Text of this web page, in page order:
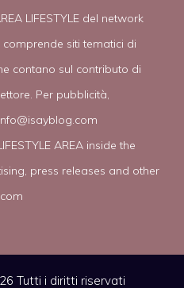
LIFESTYLE del network
siti tematici di
contano sul contributo di
Per pubblicità,
AREA inside the
press releases and other
Tutti i diritti riservati